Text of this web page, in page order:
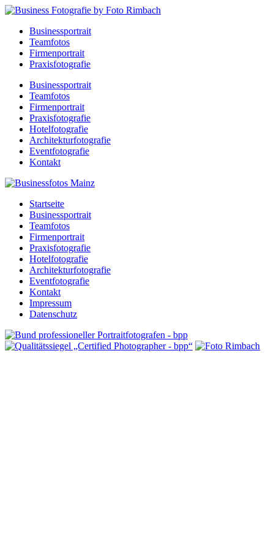
Businessportrait
Teamfotos
Firmenportrait
Praxisfotografie
Businessportrait
Teamfotos
Firmenportrait
Praxisfotografie
Hotelfotografie
Architekturfotografie
Eventfotografie
Kontakt
Startseite
Businessportrait
Teamfotos
Firmenportrait
Praxisfotografie
Hotelfotografie
Architekturfotografie
Eventfotografie
Kontakt
Impressum
Datenschutz